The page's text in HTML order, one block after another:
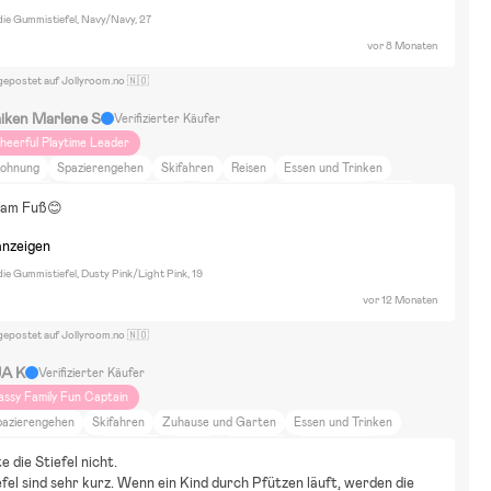
Gummistiefel, Navy/Navy, 27
vor 8 Monaten
auf Jollyroom.no 🇳🇴
Marlene S
Verifizierter Käufer
Playtime Leader
Spazierengehen Skifahren Reisen
Essen und Trinken
aus Lönneberga
& Kuscheltiere
BallSport Rollenspiele
Fuß😊
Gummistiefel, Dusty Pink/Light Pink, 19
vor 12 Monaten
auf Jollyroom.no 🇳🇴
K
Verifizierter Käufer
Family Fun Captain
Skifahren Zuhause und Garten
Essen und Trinken
Spider-Man
Winterspielzeug
die Stiefel nicht.
sind sehr kurz. Wenn ein Kind durch Pfützen läuft, werden die